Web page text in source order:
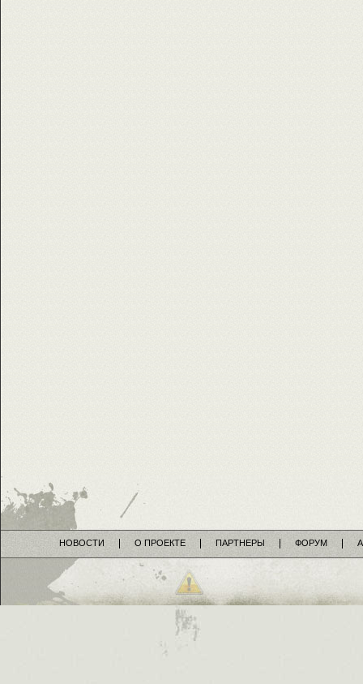
НОВОСТИ О ПРОЕКТЕ ПАРТНЕРЫ ФОРУМ